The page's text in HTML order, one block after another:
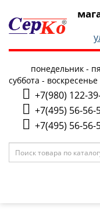
понедельник -
суббота -
+7(980) 122-
+7(495) 56-56-
+7(495) 56-56-